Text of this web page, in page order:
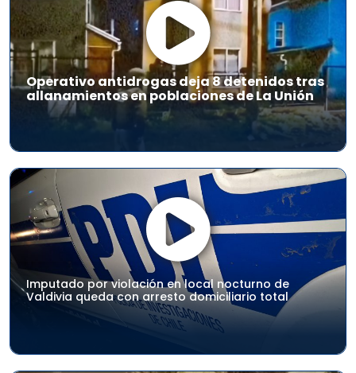
Operativo antidrogas deja 8 detenidos tras
allanamientos en poblaciones de La Unión
Imputado por violación en local nocturno de
Valdivia queda con arresto domiciliario total